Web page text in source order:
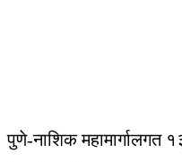
पुणे-नाशिक महामार्गालगत